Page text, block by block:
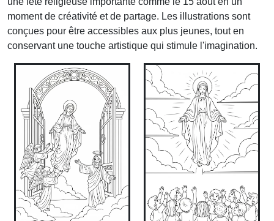
moment de créativité et de partage. Les illustrations sont
conçues pour être accessibles aux plus jeunes, tout en
conservant une touche artistique qui stimule l'imagination.